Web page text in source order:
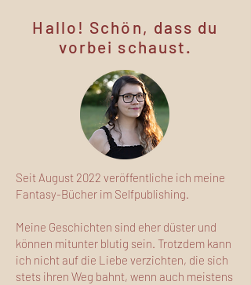
Hallo! Schön, dass du
vorbei schaust.
Seit August 2022 veröffentliche ich meine
Fantasy-Bücher im Selfpublishing.
Meine Geschichten sind eher düster und
können mitunter blutig sein. Trotzdem kann
ich nicht auf die Liebe verzichten, die sich
stets ihren Weg bahnt, wenn auch meistens